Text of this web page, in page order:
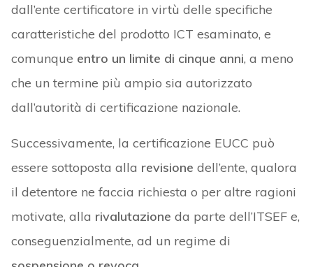
dall’ente certificatore in virtù delle specifiche
caratteristiche del prodotto ICT esaminato, e
comunque entro un limite di cinque anni, a meno
che un termine più ampio sia autorizzato
dall’autorità di certificazione nazionale.
Successivamente, la certificazione EUCC può
essere sottoposta alla revisione dell’ente, qualora
il detentore ne faccia richiesta o per altre ragioni
motivate, alla rivalutazione da parte dell’ITSEF e,
conseguenzialmente, ad un regime di